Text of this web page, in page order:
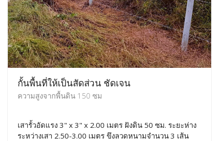
กั้นพื้นที่ให้เป็นสัดส่วน ชัดเจน
ความสูงจากพื้นดิน 150 ซม
เสารั้วอัดแรง 3" x 3" x 2.00 เมตร ฝังดิน 50 ซม. ระยะห่าง
ระหว่างเสา 2.50-3.00 เมตร ขึงลวดหนามจำนวน 3 เส้น